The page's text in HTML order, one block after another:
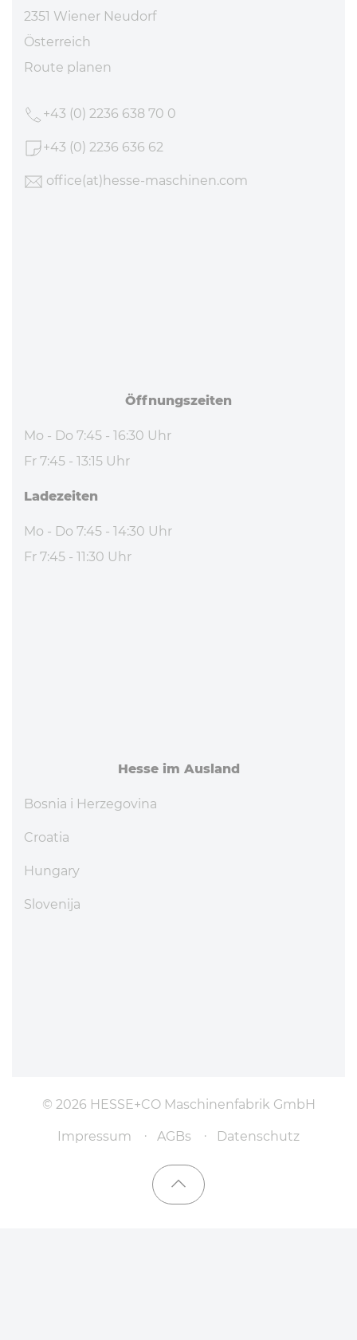
2351 Wiener Neudorf
Österreich
Route planen
+43 (0) 2236 638 70 0
+43 (0) 2236 636 62
office(at)hesse-maschinen.com
Öff­nungs­zei­ten
Mo - Do 7:45 - 16:30 Uhr
Fr 7:45 - 13:15 Uhr
La­de­zei­ten
Mo - Do 7:45 - 14:30 Uhr
Fr 7:45 - 11:30 Uhr
Hesse im Ausland
Bosnia i Herzegovina
Croatia
Hungary
Slovenija
© 2026 HESSE+CO Maschinenfabrik GmbH
Impressum AGBs Datenschutz
Nach oben scrollen